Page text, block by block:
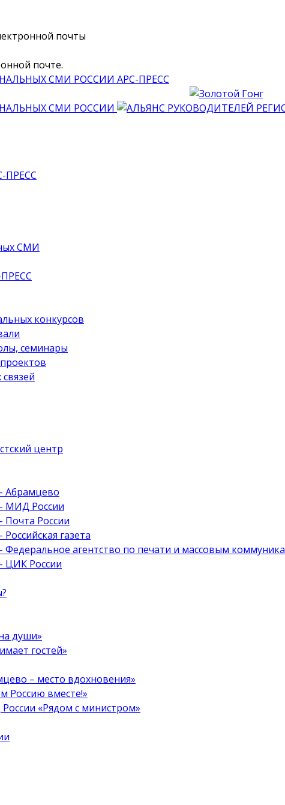
почты
почте.
АРС-ПРЕСС
ПРЕСС
СМИ
конкурсов
семинары
центр
Абрамцево
МИД России
Почта России
газета
Федеральное агентство по печати и массовым
ЦИК России
души»
гостей»
– место вдохновения»
Россию вместе!»
«Рядом с министром»